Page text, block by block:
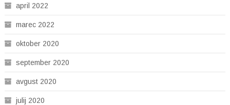
april 2022
marec 2022
oktober 2020
september 2020
avgust 2020
julij 2020